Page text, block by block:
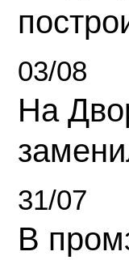
03/08
На
31/07
В